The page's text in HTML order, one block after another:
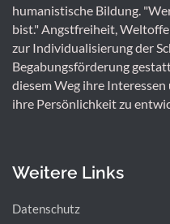
humanistische Bildung.
bist." Angstfreiheit,
zur Individualisierung der
Begabungsförderung
diesem Weg ihre
ihre Persönlichkeit zu
Weitere Links
Datenschutz